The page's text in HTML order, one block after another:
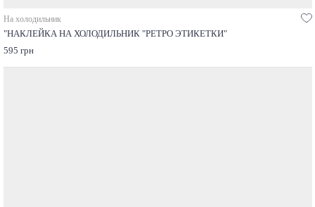
На холодильник
"НАКЛЕЙКА НА ХОЛОДИЛЬНИК "РЕТРО ЭТИКЕТКИ"
595 грн